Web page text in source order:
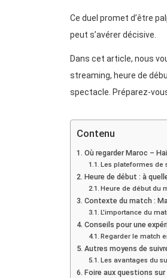
Ce duel promet d’être
peut s’avérer décisive.
Dans cet article, nous
streaming, heure de
spectacle. Préparez-
Contenu
Où regarder Maroc –
Les plateformes de
Heure de début : à
Heure de début du
Contexte du match :
L’importance du
Conseils pour une
Regarder le match
Autres moyens de
Les avantages du
Foire aux questions